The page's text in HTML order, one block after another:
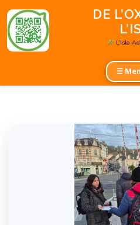
au
contenu
DE
L’Isle-
☰